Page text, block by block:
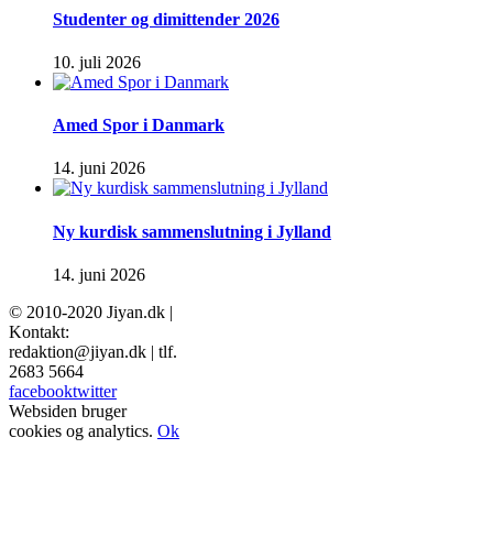
Studenter og dimittender 2026
10. juli 2026
Amed Spor i Danmark
14. juni 2026
Ny kurdisk sammenslutning i Jylland
14. juni 2026
© 2010-2020 Jiyan.dk |
Kontakt:
redaktion@jiyan.dk | tlf.
2683 5664
facebooktwitter
Websiden bruger
cookies og analytics. Ok